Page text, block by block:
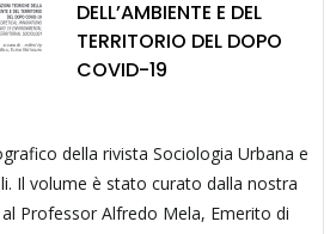
DELL’AMBIENTE E DEL
TERRITORIO DEL DOPO
COVID-19
della rivista Sociologia Urbana e
Il volume è stato curato dalla nostra
Professor Alfredo Mela, Emerito di